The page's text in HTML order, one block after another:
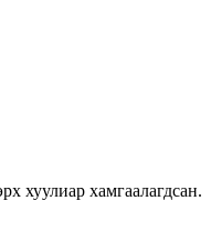
хуулиар хамгаалагдсан.